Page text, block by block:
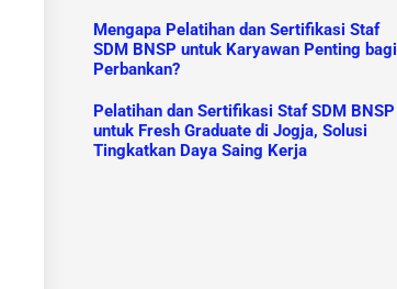
Mengapa Pelatihan dan Sertifikasi Staf
SDM BNSP untuk Karyawan Penting bagi
Perbankan?
Pelatihan dan Sertifikasi Staf SDM BNSP
untuk Fresh Graduate di Jogja, Solusi
Tingkatkan Daya Saing Kerja